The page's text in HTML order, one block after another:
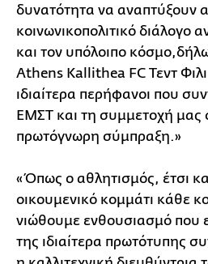
δυνατότητα να αναπτύξουν
κοινωνικοπολιτικό διάλογο
και τον υπόλοιπο
Athens Kallithea FC Τεντ
ιδιαίτερα περήφανοι που
ΕΜΣΤ και τη συμμετοχή μας
πρωτόγνωρη σύμπραξη.»
«Όπως ο αθλητισμός, έτσι
οικουμενικό κομμάτι κάθε
νιώθουμε ενθουσιασμό που
της ιδιαίτερα πρωτότυπης